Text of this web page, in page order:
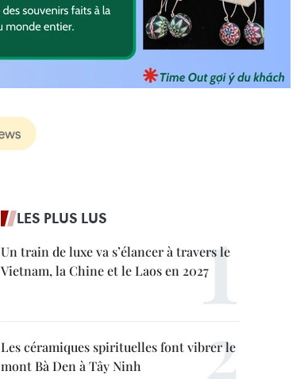
LES PLUS LUS
Un train de luxe va s’élancer à travers le
Vietnam, la Chine et le Laos en 2027
Les céramiques spirituelles font vibrer le
mont Bà Den à Tây Ninh